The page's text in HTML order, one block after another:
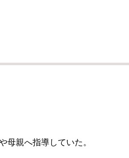
親へ指導していた。